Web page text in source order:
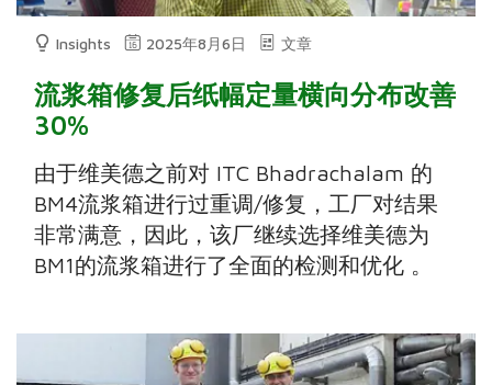
Insights 2025年8月6日 文章
流浆箱修复后纸幅定量横向分布改善
30%
由于维美德之前对 ITC Bhadrachalam 的
BM4流浆箱进行过重调/修复，工厂对结果
非常满意，因此，该厂继续选择维美德为
BM1的流浆箱进行了全面的检测和优化 。